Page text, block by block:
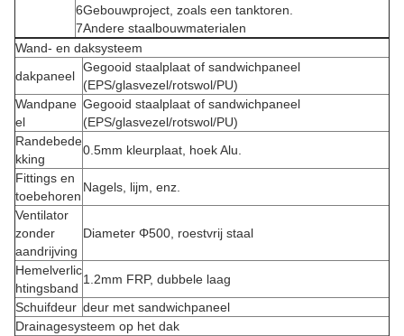
6Gebouwproject, zoals een tanktoren.
7Andere staalbouwmaterialen
Wand- en daksysteem
dakpaneel
Gegooid staalplaat of sandwichpaneel
(EPS/glasvezel/rotswol/PU)
Wandpane
el
Gegooid staalplaat of sandwichpaneel
(EPS/glasvezel/rotswol/PU)
Randebede
kking
0.5mm kleurplaat, hoek Alu.
Fittings en
toebehoren
Nagels, lijm, enz.
Ventilator
zonder
aandrijving
Diameter Φ500, roestvrij staal
Hemelverlic
htingsband
1.2mm FRP, dubbele laag
Schuifdeur deur met sandwichpaneel
Drainagesysteem op het dak